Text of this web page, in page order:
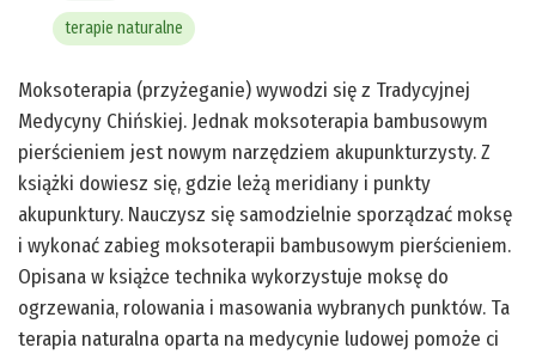
terapie naturalne
Moksoterapia (przyżeganie) wywodzi się z Tradycyjnej
Medycyny Chińskiej. Jednak moksoterapia bambusowym
pierścieniem jest nowym narzędziem akupunkturzysty. Z
książki dowiesz się, gdzie leżą meridiany i punkty
akupunktury. Nauczysz się samodzielnie sporządzać moksę
i wykonać zabieg moksoterapii bambusowym pierścieniem.
Opisana w książce technika wykorzystuje moksę do
ogrzewania, rolowania i masowania wybranych punktów. Ta
terapia naturalna oparta na medycynie ludowej pomoże ci